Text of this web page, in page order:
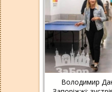
Володимир